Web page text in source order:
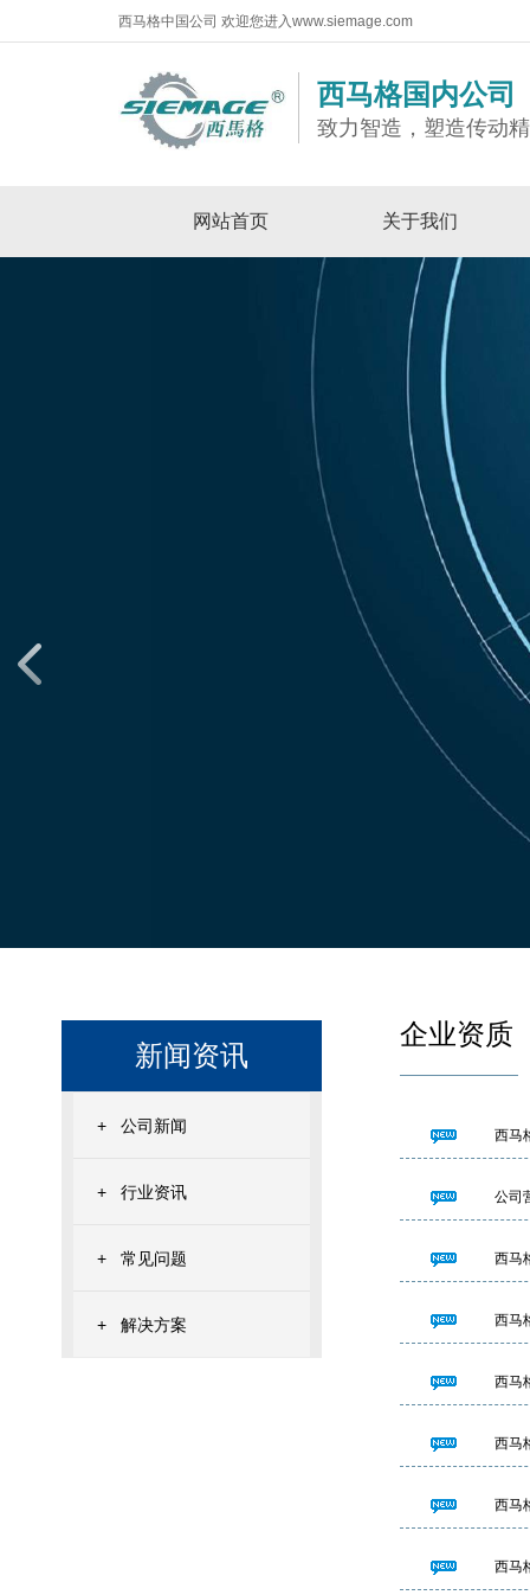
西马格中国公司 欢迎您进入www.siemage.com
西马格国内公司
致力智造，塑造传动
网站首页 关于我们
新闻资讯
+ 公司新闻
+ 行业资讯
+ 常见问题
+ 解决方案
企业资质
西马
公司
西马
西马
西马
西马
西马
西马